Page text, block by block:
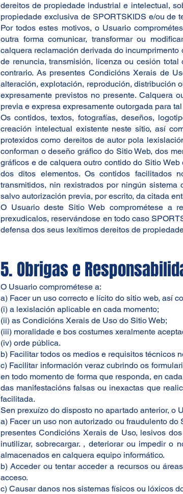
dereitos de propiedade industrial e intelectual,
propiedade exclusiva de SPORTSKIDS e/ou de
Por todos estes motivos, o Usuario
outra forma comunicar, transformar ou
calquera reclamación derivada do
de renuncia, transmisión, licenza ou cesión
contrario. As presentes Condicións Xerais de
alteración, explotación, reprodución, distribución
expresamente previstos no presente. Calquera
previa e expresa expresamente outorgada para
Os contidos, textos, fotografías, deseños,
creación intelectual existente neste sitio, así
protexidos como dereitos de autor pola
conforman o deseño gráfico do Sitio Web, dos
gráficos e de calquera outro contido do Sitio
dos ditos elementos. Os contidos facilitados
transmitidos, nin rexistrados por ningún
salvo autorización previa, por escrito, da citada
O Usuario deste Sitio Web comprométese a
prexudicalos, reservándose en todo caso
defensa dos seus lexítimos dereitos de
5. Obrigas e
O Usuario comprométese a:
a) Facer un uso correcto e lícito do sitio web, así
(i) a lexislación aplicable en cada momento;
(ii) as Condicións Xerais de Uso do Sitio Web;
(iii) moralidade e bos costumes xeralmente
(iv) orde pública.
b) Facilitar todos os medios e requisitos técnicos
c) Facilitar información veraz cubrindo os
en todo momento de forma que responda, en
das manifestacións falsas ou inexactas que
facilitada.
Sen prexuízo do disposto no apartado anterior, o
a) Facer un uso non autorizado ou fraudulento
presentes Condicións Xerais de Uso, lesivos
inutilizar, sobrecargar. , deteriorar ou impedir o
almacenados en calquera equipo informático.
b) Acceder ou tentar acceder a recursos ou
acceso.
c) Causar danos nos sistemas físicos ou lóxicos